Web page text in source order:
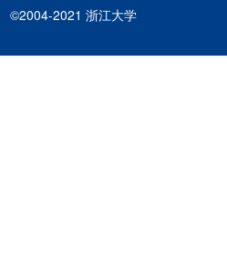
©2004-2021 浙江大学